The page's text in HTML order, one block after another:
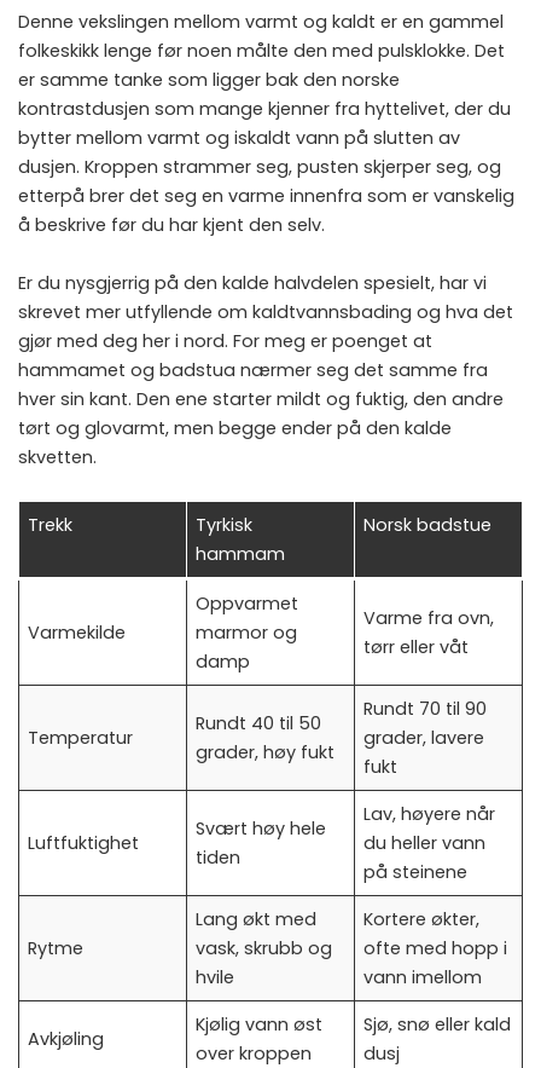
Denne vekslingen mellom varmt og kaldt er en gammel
folkeskikk lenge før noen målte den med pulsklokke. Det
er samme tanke som ligger bak den norske
kontrastdusjen som mange kjenner fra hyttelivet, der du
bytter mellom varmt og iskaldt vann på slutten av
dusjen. Kroppen strammer seg, pusten skjerper seg, og
etterpå brer det seg en varme innenfra som er vanskelig
å beskrive før du har kjent den selv.
Er du nysgjerrig på den kalde halvdelen spesielt, har vi
skrevet mer utfyllende om kaldtvannsbading og hva det
gjør med deg her i nord. For meg er poenget at
hammamet og badstua nærmer seg det samme fra
hver sin kant. Den ene starter mildt og fuktig, den andre
tørt og glovarmt, men begge ender på den kalde
skvetten.
Trekk
Tyrkisk
hammam
Norsk badstue
Varmekilde
Oppvarmet
marmor og
damp
Varme fra ovn,
tørr eller våt
Temperatur
Rundt 40 til 50
grader, høy fukt
Rundt 70 til 90
grader, lavere
fukt
Luftfuktighet
Svært høy hele
tiden
Lav, høyere når
du heller vann
på steinene
Rytme
Lang økt med
vask, skrubb og
hvile
Kortere økter,
ofte med hopp i
vann imellom
Avkjøling
Kjølig vann øst
over kroppen
Sjø, snø eller kald
dusj